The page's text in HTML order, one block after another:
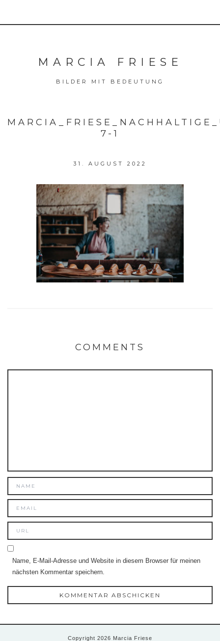
MARCIA FRIESE
BILDER MIT BEDEUTUNG
7-1
31. AUGUST 2022
COMMENTS
Name, E-Mail-Adresse und Website in diesem Browser für meinen
nächsten Kommentar speichern.
Copyright 2026 Marcia Friese